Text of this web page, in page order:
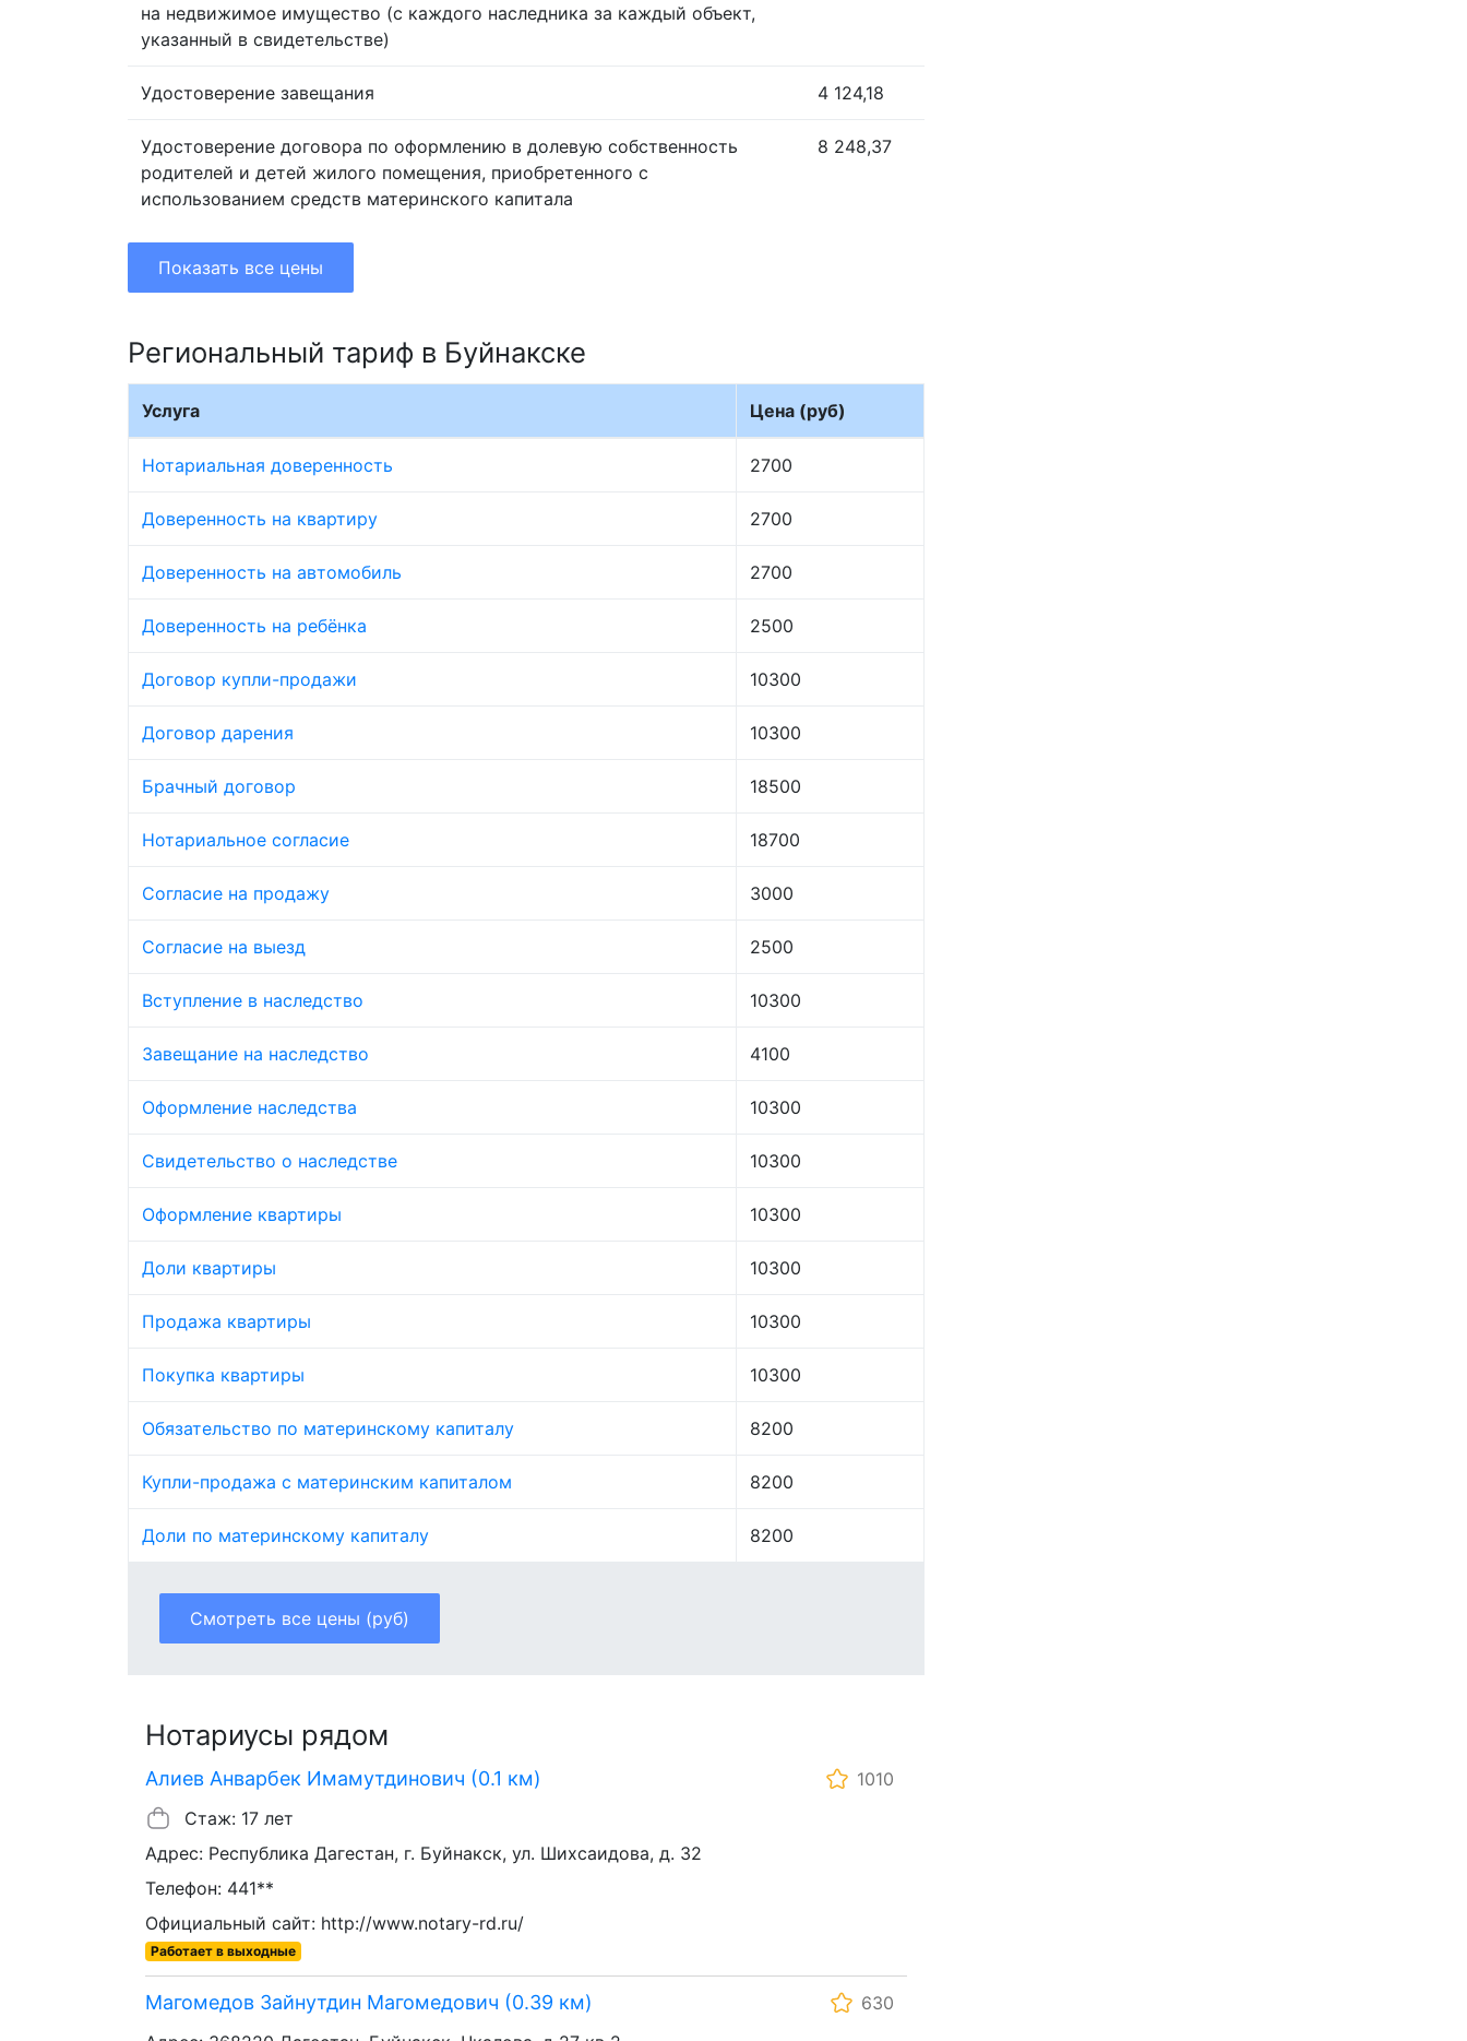
на недвижимое имущество (с каждого наследника за каждый объект,
указанный в свидетельстве)
Удостоверение завещания 4 124,18
Удостоверение договора по оформлению в долевую собственность
родителей и детей жилого помещения, приобретенного с
использованием средств материнского капитала
8 248,37
Показать все цены
Региональный тариф в Буйнакске
Услуга Цена (руб)
Нотариальная доверенность 2700
Доверенность на квартиру 2700
Доверенность на автомобиль 2700
Доверенность на ребёнка 2500
Договор купли-продажи 10300
Договор дарения 10300
Брачный договор 18500
Нотариальное согласие 18700
Согласие на продажу 3000
Согласие на выезд 2500
Вступление в наследство 10300
Завещание на наследство 4100
Оформление наследства 10300
Свидетельство о наследстве 10300
Оформление квартиры 10300
Доли квартиры 10300
Продажа квартиры 10300
Покупка квартиры 10300
Обязательство по материнскому капиталу 8200
Купли-продажа с материнским капиталом 8200
Доли по материнскому капиталу 8200
Смотреть все цены (руб)
Нотариусы рядом
Алиев Анварбек Имамутдинович (0.1 км)
1010
Стаж: 17 лет
Адрес: Республика Дагестан, г. Буйнакск, ул. Шихсаидова, д. 32
Телефон: 441**
Официальный сайт: http://www.notary-rd.ru/
Работает в выходные
Магомедов Зайнутдин Магомедович (0.39 км)
630